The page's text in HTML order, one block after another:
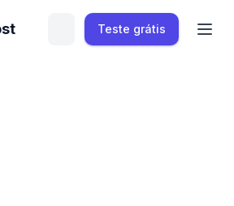
Teste grátis